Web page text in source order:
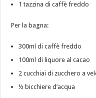
1 tazzina di caffè freddo
Per la bagna:
300ml di caffè freddo
100ml di liquore al cacao
2 cucchiai di zucchero a
½ bicchiere d’acqua